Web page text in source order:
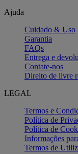
Ajuda
Cuidado & Uso
Garantia
FAQs
Entrega e
Contate-nos
Direito de livre
LEGAL
Termos e
Política de
Política de
Informações
Termos de